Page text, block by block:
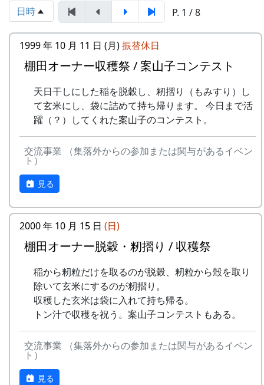
里山の自然と暮らしを守ろうと、全国に棚田オー
ある都会の若者が、棚田で田植えをして地元の人
に管理してもらい、収穫を楽しみに１年を過ごす
姿を想像して詩を書きました。
相棒の“うらめしあ”が曲をつけてくれて、兵庫県
のとある棚田コンサート（収穫日に田んぼでライ
ブする企画）でみんなで歌った思い出の楽曲で
水と太陽の国で
ンプ台帳として使います。
「棚田の里 岩座神」は 69 ページ、No. 173 で
す。
スタンプラリー
正式なスタンプラリーには、アナログ5コース、
デジタル3コースがあり、達成した人には以下の
特典があたえられます。
抽選で3名様に「博物館セット」
北はりまの米 5kg + レトルトカレー
詳しくは 北はりま田園空間博物館 特別展＞スタ
ンプラリー を参照して下さい。
ケート回答をもとに、当協議会で書類選考さ
せていただきます。
申込み方法 : 下記の申込み窓口に、電話、
FAXまたはメールでお申し込み下さい（FAX
またはメールの場合は、郵便番号、住所、氏
し、詳しい内容と「申し込みアンケート」を
お送りいたしますので、申し込みアンケート
をご返送ください。
申込み・お問合せの窓口
MAIL : mailaddress
担当 : XX
日時 P. 1 / 8
1999 年 10 月 11 日 (月)振替休日
棚田オーナー収穫祭 / 案山子コンテスト
天日干しにした稲を脱穀し、籾摺り（もみすり）し
て玄米にし、袋に詰めて持ち帰ります。 今日まで活
躍（？）してくれた案山子のコンテスト。
交流事業 （集落外からの参加または関与があるイベン
ト）
見る
2000 年 10 月 15 日 (日)
棚田オーナー脱穀・籾摺り / 収穫祭
稲から籾粒だけを取るのが脱穀、籾粒から殻を取り
除いて玄米にするのが籾摺り。
収穫した玄米は袋に入れて持ち帰る。
トン汁で収穫を祝う。案山子コンテストもある。
交流事業 （集落外からの参加または関与があるイベン
ト）
見る